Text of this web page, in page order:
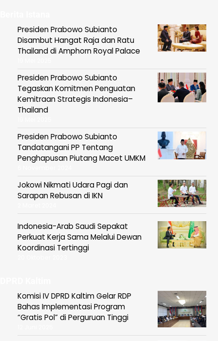
Presiden Prabowo Subianto
Disambut Hangat Raja dan Ratu
Thailand di Amphorn Royal Palace
Presiden Prabowo Subianto
Tegaskan Komitmen Penguatan
Kemitraan Strategis Indonesia–
Thailand
Presiden Prabowo Subianto
Tandatangani PP Tentang
Penghapusan Piutang Macet UMKM
Jokowi Nikmati Udara Pagi dan
Sarapan Rebusan di IKN
Indonesia-Arab Saudi Sepakat
Perkuat Kerja Sama Melalui Dewan
Koordinasi Tertinggi
Komisi IV DPRD Kaltim Gelar RDP
Bahas Implementasi Program
“Gratis Pol” di Perguruan Tinggi